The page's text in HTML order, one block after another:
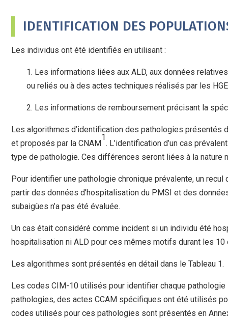
IDENTIFICATION DES
Les individus ont été identifiés en utilisant :
1. Les informations liées aux ALD, aux données
ou reliés ou à des actes techniques réalisés par les
2. Les informations de remboursement précisant la
Les algorithmes d’identification des pathologies
et proposés par la CNAM
1
. L’identification d’un cas
type de pathologie. Ces différences seront liées à la
Pour identifier une pathologie chronique prévalente, un
partir des données d’hospitalisation du PMSI et des
subaigües n’a pas été évaluée.
Un cas était considéré comme incident si un individu été
hospitalisation ni ALD pour ces mêmes motifs durant les 10
Les algorithmes sont présentés en détail dans le Tableau 1.
Les codes CIM-10 utilisés pour identifier chaque
pathologies, des actes CCAM spécifiques ont été utilisés
codes utilisés pour ces pathologies sont présentés en